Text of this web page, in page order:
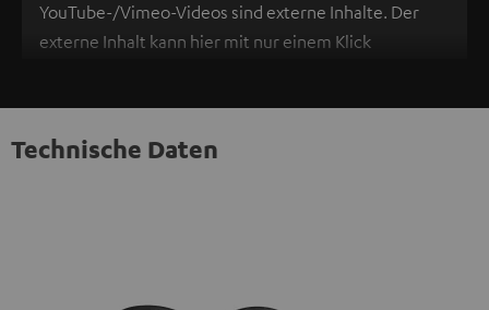
YouTube-/Vimeo-Videos sind externe Inhalte. Der
externe Inhalt kann hier mit nur einem Klick
Drittplattformen übermittelt werden.
Technische Daten